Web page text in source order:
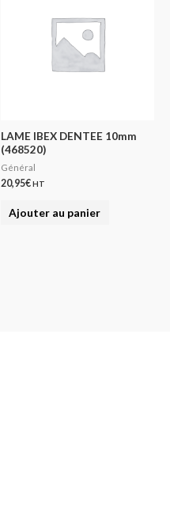
LAME IBEX DENTEE 10mm
(468520)
Général
20,95€HT
Ajouter au panier